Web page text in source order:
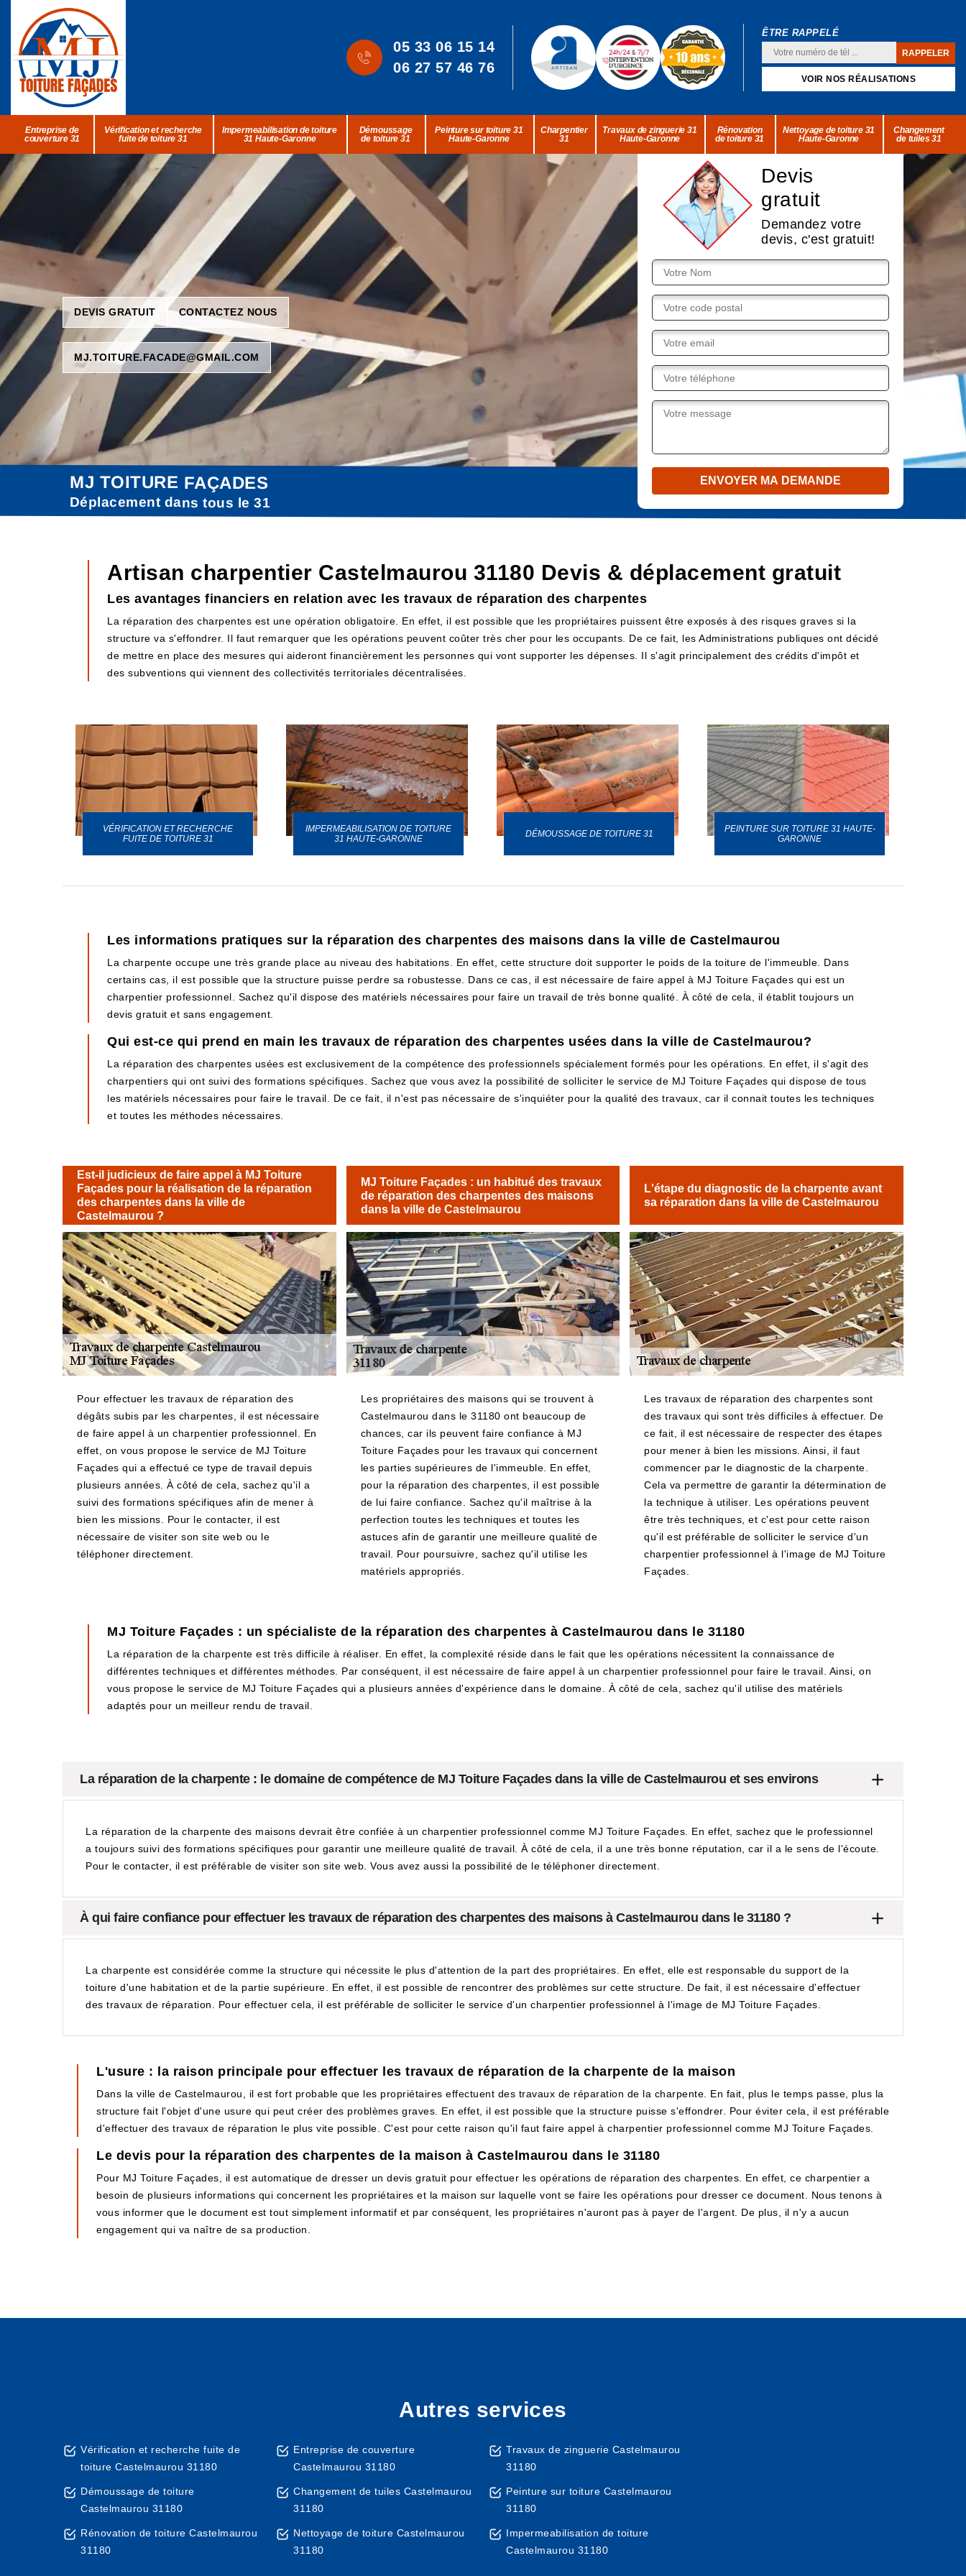
05 33 06 15 14
06 27 57 46 76
ÊTRE RAPPELÉ
VOIR NOS RÉALISATIONS
Entreprise de
couverture 31
Vérification et recherche
fuite de toiture 31
Impermeabilisation de toiture
31 Haute-Garonne
Démoussage
de toiture 31
Peinture sur toiture 31
Haute-Garonne
Charpentier
31
Travaux de zinguerie 31
Haute-Garonne
Rénovation
de toiture 31
Nettoyage de toiture 31
Haute-Garonne
Changement
de tuiles 31
DEVIS GRATUIT CONTACTEZ NOUS
MJ.TOITURE.FACADE@GMAIL.COM
Devis
gratuit
Demandez votre
devis, c'est gratuit!
MJ TOITURE FAÇADES
Déplacement dans tous le 31
Artisan charpentier Castelmaurou 31180 Devis & déplacement gratuit
Les avantages financiers en relation avec les travaux de réparation des charpentes
La réparation des charpentes est une opération obligatoire. En effet, il est possible que les propriétaires puissent être exposés à des risques graves si la
structure va s'effondrer. Il faut remarquer que les opérations peuvent coûter très cher pour les occupants. De ce fait, les Administrations publiques ont décidé
de mettre en place des mesures qui aideront financièrement les personnes qui vont supporter les dépenses. Il s'agit principalement des crédits d'impôt et
des subventions qui viennent des collectivités territoriales décentralisées.
VÉRIFICATION ET RECHERCHE
FUITE DE TOITURE 31
IMPERMEABILISATION DE TOITURE
31 HAUTE-GARONNE
DÉMOUSSAGE DE TOITURE 31
PEINTURE SUR TOITURE 31 HAUTE-
GARONNE
Les informations pratiques sur la réparation des charpentes des maisons dans la ville de Castelmaurou
La charpente occupe une très grande place au niveau des habitations. En effet, cette structure doit supporter le poids de la toiture de l'immeuble. Dans
certains cas, il est possible que la structure puisse perdre sa robustesse. Dans ce cas, il est nécessaire de faire appel à MJ Toiture Façades qui est un
charpentier professionnel. Sachez qu'il dispose des matériels nécessaires pour faire un travail de très bonne qualité. À côté de cela, il établit toujours un
devis gratuit et sans engagement.
Qui est-ce qui prend en main les travaux de réparation des charpentes usées dans la ville de Castelmaurou?
La réparation des charpentes usées est exclusivement de la compétence des professionnels spécialement formés pour les opérations. En effet, il s'agit des
charpentiers qui ont suivi des formations spécifiques. Sachez que vous avez la possibilité de solliciter le service de MJ Toiture Façades qui dispose de tous
les matériels nécessaires pour faire le travail. De ce fait, il n'est pas nécessaire de s'inquiéter pour la qualité des travaux, car il connait toutes les techniques
et toutes les méthodes nécessaires.
Est-il judicieux de faire appel à MJ Toiture
Façades pour la réalisation de la réparation
des charpentes dans la ville de
Castelmaurou ?
Pour effectuer les travaux de réparation des
dégâts subis par les charpentes, il est nécessaire
de faire appel à un charpentier professionnel. En
effet, on vous propose le service de MJ Toiture
Façades qui a effectué ce type de travail depuis
plusieurs années. À côté de cela, sachez qu'il a
suivi des formations spécifiques afin de mener à
bien les missions. Pour le contacter, il est
nécessaire de visiter son site web ou le
téléphoner directement.
MJ Toiture Façades : un habitué des travaux
de réparation des charpentes des maisons
dans la ville de Castelmaurou
Les propriétaires des maisons qui se trouvent à
Castelmaurou dans le 31180 ont beaucoup de
chances, car ils peuvent faire confiance à MJ
Toiture Façades pour les travaux qui concernent
les parties supérieures de l'immeuble. En effet,
pour la réparation des charpentes, il est possible
de lui faire confiance. Sachez qu'il maîtrise à la
perfection toutes les techniques et toutes les
astuces afin de garantir une meilleure qualité de
travail. Pour poursuivre, sachez qu'il utilise les
matériels appropriés.
L'étape du diagnostic de la charpente avant
sa réparation dans la ville de Castelmaurou
Les travaux de réparation des charpentes sont
des travaux qui sont très difficiles à effectuer. De
ce fait, il est nécessaire de respecter des étapes
pour mener à bien les missions. Ainsi, il faut
commencer par le diagnostic de la charpente.
Cela va permettre de garantir la détermination de
la technique à utiliser. Les opérations peuvent
être très techniques, et c'est pour cette raison
qu'il est préférable de solliciter le service d'un
charpentier professionnel à l'image de MJ Toiture
Façades.
MJ Toiture Façades : un spécialiste de la réparation des charpentes à Castelmaurou dans le 31180
La réparation de la charpente est très difficile à réaliser. En effet, la complexité réside dans le fait que les opérations nécessitent la connaissance de
différentes techniques et différentes méthodes. Par conséquent, il est nécessaire de faire appel à un charpentier professionnel pour faire le travail. Ainsi, on
vous propose le service de MJ Toiture Façades qui a plusieurs années d'expérience dans le domaine. À côté de cela, sachez qu'il utilise des matériels
adaptés pour un meilleur rendu de travail.
La réparation de la charpente : le domaine de compétence de MJ Toiture Façades dans la ville de Castelmaurou et ses environs
La réparation de la charpente des maisons devrait être confiée à un charpentier professionnel comme MJ Toiture Façades. En effet, sachez que le professionnel
a toujours suivi des formations spécifiques pour garantir une meilleure qualité de travail. À côté de cela, il a une très bonne réputation, car il a le sens de l'écoute.
Pour le contacter, il est préférable de visiter son site web. Vous avez aussi la possibilité de le téléphoner directement.
À qui faire confiance pour effectuer les travaux de réparation des charpentes des maisons à Castelmaurou dans le 31180 ?
La charpente est considérée comme la structure qui nécessite le plus d'attention de la part des propriétaires. En effet, elle est responsable du support de la
toiture d'une habitation et de la partie supérieure. En effet, il est possible de rencontrer des problèmes sur cette structure. De fait, il est nécessaire d'effectuer
des travaux de réparation. Pour effectuer cela, il est préférable de solliciter le service d'un charpentier professionnel à l'image de MJ Toiture Façades.
L'usure : la raison principale pour effectuer les travaux de réparation de la charpente de la maison
Dans la ville de Castelmaurou, il est fort probable que les propriétaires effectuent des travaux de réparation de la charpente. En fait, plus le temps passe, plus la
structure fait l'objet d'une usure qui peut créer des problèmes graves. En effet, il est possible que la structure puisse s'effondrer. Pour éviter cela, il est préférable
d'effectuer des travaux de réparation le plus vite possible. C'est pour cette raison qu'il faut faire appel à charpentier professionnel comme MJ Toiture Façades.
Le devis pour la réparation des charpentes de la maison à Castelmaurou dans le 31180
Pour MJ Toiture Façades, il est automatique de dresser un devis gratuit pour effectuer les opérations de réparation des charpentes. En effet, ce charpentier a
besoin de plusieurs informations qui concernent les propriétaires et la maison sur laquelle vont se faire les opérations pour dresser ce document. Nous tenons à
vous informer que le document est tout simplement informatif et par conséquent, les propriétaires n'auront pas à payer de l'argent. De plus, il n'y a aucun
engagement qui va naître de sa production.
Autres services
Vérification et recherche fuite de
toiture Castelmaurou 31180
Démoussage de toiture
Castelmaurou 31180
Rénovation de toiture Castelmaurou
31180
Entreprise de couverture
Castelmaurou 31180
Changement de tuiles Castelmaurou
31180
Nettoyage de toiture Castelmaurou
31180
Travaux de zinguerie Castelmaurou
31180
Peinture sur toiture Castelmaurou
31180
Impermeabilisation de toiture
Castelmaurou 31180